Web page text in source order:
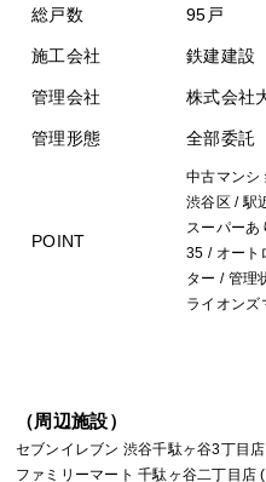
総戸数 95戸
施工会社 鉄建建設
管理会社 株式会社
管理形態 全部委託
POINT
中古マンシ
渋谷区 / 駅
スーパーあ
35 / オート
ター / 管理
ライオンズ
（周辺施設）
セブンイレブン 渋谷千駄ヶ谷3丁目
ファミリーマート 千駄ヶ谷二丁目店